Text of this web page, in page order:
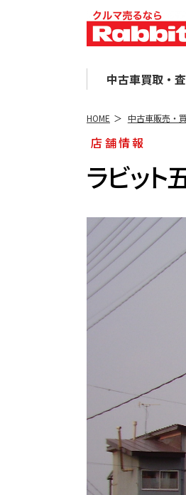
中古車買取・
HOME 中古車販売・
店舗情報
ラビット